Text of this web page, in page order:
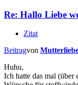
Re: Hallo Liebe
Zitat
Beitragvon
Huhu,
Ich hatte das mal (über